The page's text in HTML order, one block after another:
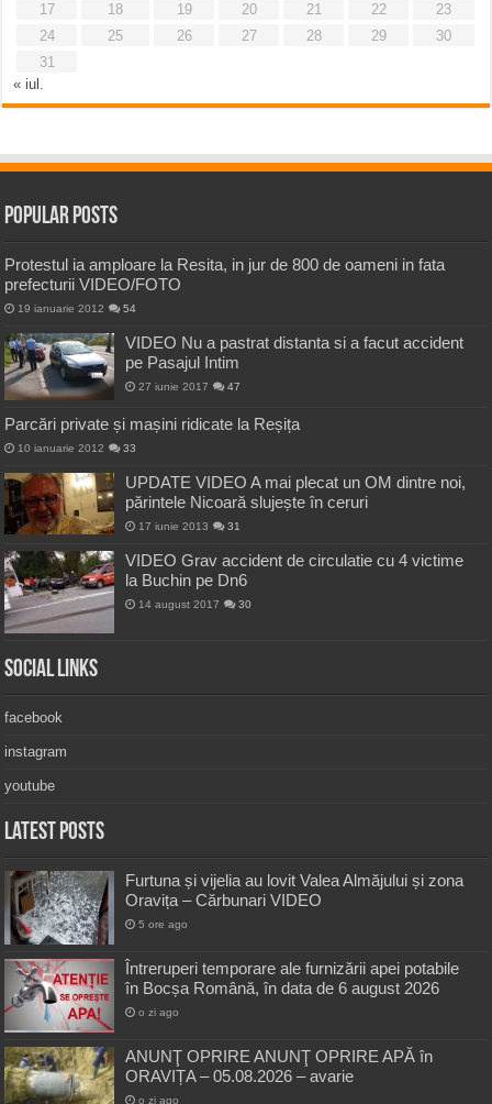
17
18 19 20 21 22
23
24
25 26 27 28 29
30
31
« iul.
Popular Posts
Protestul ia amploare la Resita, in jur de 800 de oameni in fata
prefecturii VIDEO/FOTO
19 ianuarie 2012 54
VIDEO Nu a pastrat distanta si a facut accident
pe Pasajul Intim
27 iunie 2017 47
Parcări private și mașini ridicate la Reșița
10 ianuarie 2012 33
UPDATE VIDEO A mai plecat un OM dintre noi,
părintele Nicoară slujește în ceruri
17 iunie 2013 31
VIDEO Grav accident de circulatie cu 4 victime
la Buchin pe Dn6
14 august 2017 30
Social Links
facebook
instagram
youtube
Latest Posts
Furtuna și vijelia au lovit Valea Almăjului și zona
Oravița – Cărbunari VIDEO
5 ore ago
Întreruperi temporare ale furnizării apei potabile
în Bocșa Română, în data de 6 august 2026
o zi ago
ANUNŢ OPRIRE ANUNŢ OPRIRE APĂ în
ORAVIȚA – 05.08.2026 – avarie
o zi ago